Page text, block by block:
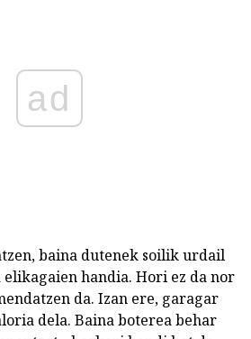
ad
baina dutenek soilik urdail
handia. Hori ez da nor
da. Izan ere, garagar
dela. Baina boterea behar